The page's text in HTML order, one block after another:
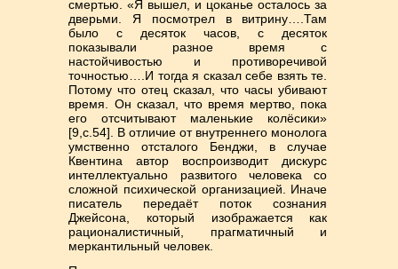
смертью. «Я вышел, и цоканье осталось за
дверьми. Я посмотрел в витрину….Там
было с десяток часов, с десяток
показывали разное время с
настойчивостью и противоречивой
точностью….И тогда я сказал себе взять те.
Потому что отец сказал, что часы убивают
время. Он сказал, что время мертво, пока
его отсчитывают маленькие колёсики»
[9,с.54]. В отличие от внутреннего монолога
умственно отсталого Бенджи, в случае
Квентина автор воспроизводит дискурс
интеллектуально развитого человека со
сложной психической организацией. Иначе
писатель передаёт поток сознания
Джейсона, который изображается как
рационалистичный, прагматичный и
меркантильный человек.